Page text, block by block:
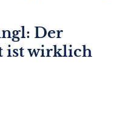
Der
ist wirklich